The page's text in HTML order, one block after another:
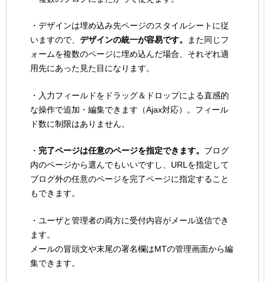
・デザインは埋め込み先ページのスタイルシートに従
いますので、 デザインの統一が容易です。
また同じフ
ォームを複数のページに埋め込んだ場合、それぞれ適
用先にあった見た目になります。
・入力フィールドをドラッグ＆ドロップによる直感的
な操作で追加・編集できます（Ajax対応）。フィール
ド数に制限はありません。
・ 完了ページは任意のページを指定できます。 ブログ
内のページから選んでもいいですし、URLを指定して
ブログ外の任意のページを完了ページに指定すること
もできます。
・ユーザと管理者の両方に受付内容がメール送信でき
ます。
メールの冒頭文や末尾の署名欄はMTの管理画面から編
集できます。